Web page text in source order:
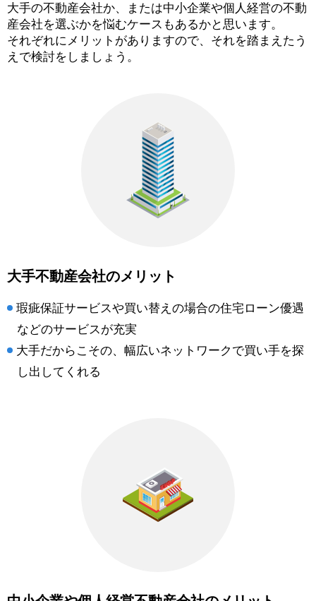
大手の不動産会社か、または中小企業や個人経営の不動
産会社を選ぶかを悩むケースもあるかと思います。
それぞれにメリットがありますので、それを踏まえたう
えで検討をしましょう。
大手不動産会社のメリット
瑕疵保証サービスや買い替えの場合の住宅ローン優遇
などのサービスが充実
大手だからこその、幅広いネットワークで買い手を探
し出してくれる